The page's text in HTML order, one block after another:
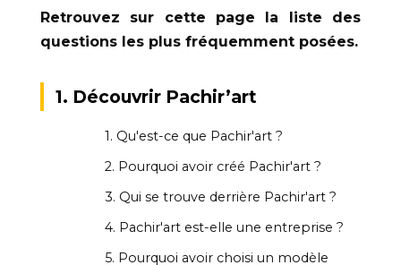
Retrouvez sur cette page la liste des
questions les plus fréquemment posées.
1. Découvrir Pachir’art
1. Qu'est-ce que Pachir'art ?
2. Pourquoi avoir créé Pachir'art ?
3. Qui se trouve derrière Pachir'art ?
4. Pachir'art est-elle une entreprise ?
5. Pourquoi avoir choisi un modèle